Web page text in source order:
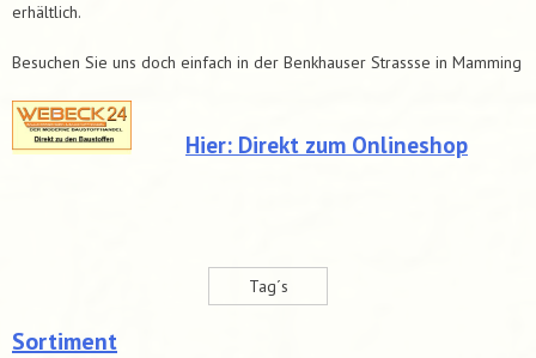
erhältlich.
Besuchen Sie uns doch einfach in der Benkhauser Strassse in Mamming
Hier: Direkt zum Onlineshop
Tag´s
Sortiment